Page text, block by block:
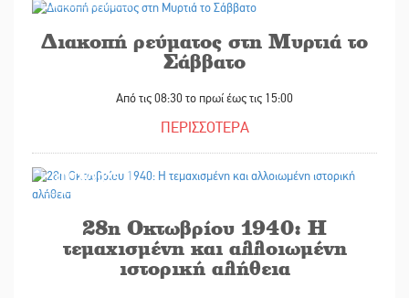
Διακοπή ρεύματος στη Μυρτιά το
Σάββατο
Από τις 08:30 το πρωί έως τις 15:00
ΠΕΡΙΣΣΟΤΕΡΑ
31/10/2025
28η Οκτωβρίου 1940: Η
τεμαχισμένη και αλλοιωμένη
ιστορική αλήθεια